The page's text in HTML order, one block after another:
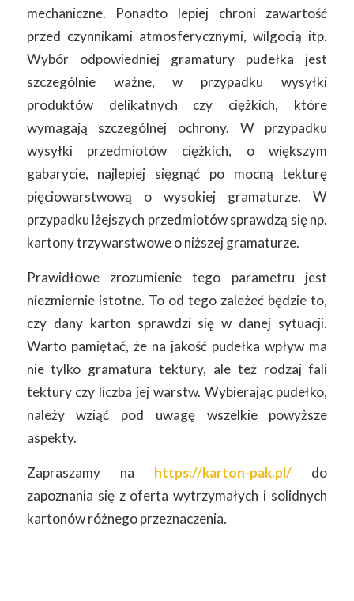
mechaniczne. Ponadto lepiej chroni zawartość
przed czynnikami atmosferycznymi, wilgocią itp.
Wybór odpowiedniej gramatury pudełka jest
szczególnie ważne, w przypadku wysyłki
produktów delikatnych czy ciężkich, które
wymagają szczególnej ochrony. W przypadku
wysyłki przedmiotów ciężkich, o większym
gabarycie, najlepiej sięgnąć po mocną tekturę
pięciowarstwową o wysokiej gramaturze. W
przypadku lżejszych przedmiotów sprawdzą się np.
kartony trzywarstwowe o niższej gramaturze.
Prawidłowe zrozumienie tego parametru jest
niezmiernie istotne. To od tego zależeć będzie to,
czy dany karton sprawdzi się w danej sytuacji.
Warto pamiętać, że na jakość pudełka wpływ ma
nie tylko gramatura tektury, ale też rodzaj fali
tektury czy liczba jej warstw. Wybierając pudełko,
należy wziąć pod uwagę wszelkie powyższe
aspekty.
Zapraszamy na https://karton-pak.pl/ do
zapoznania się z oferta wytrzymałych i solidnych
kartonów różnego przeznaczenia.